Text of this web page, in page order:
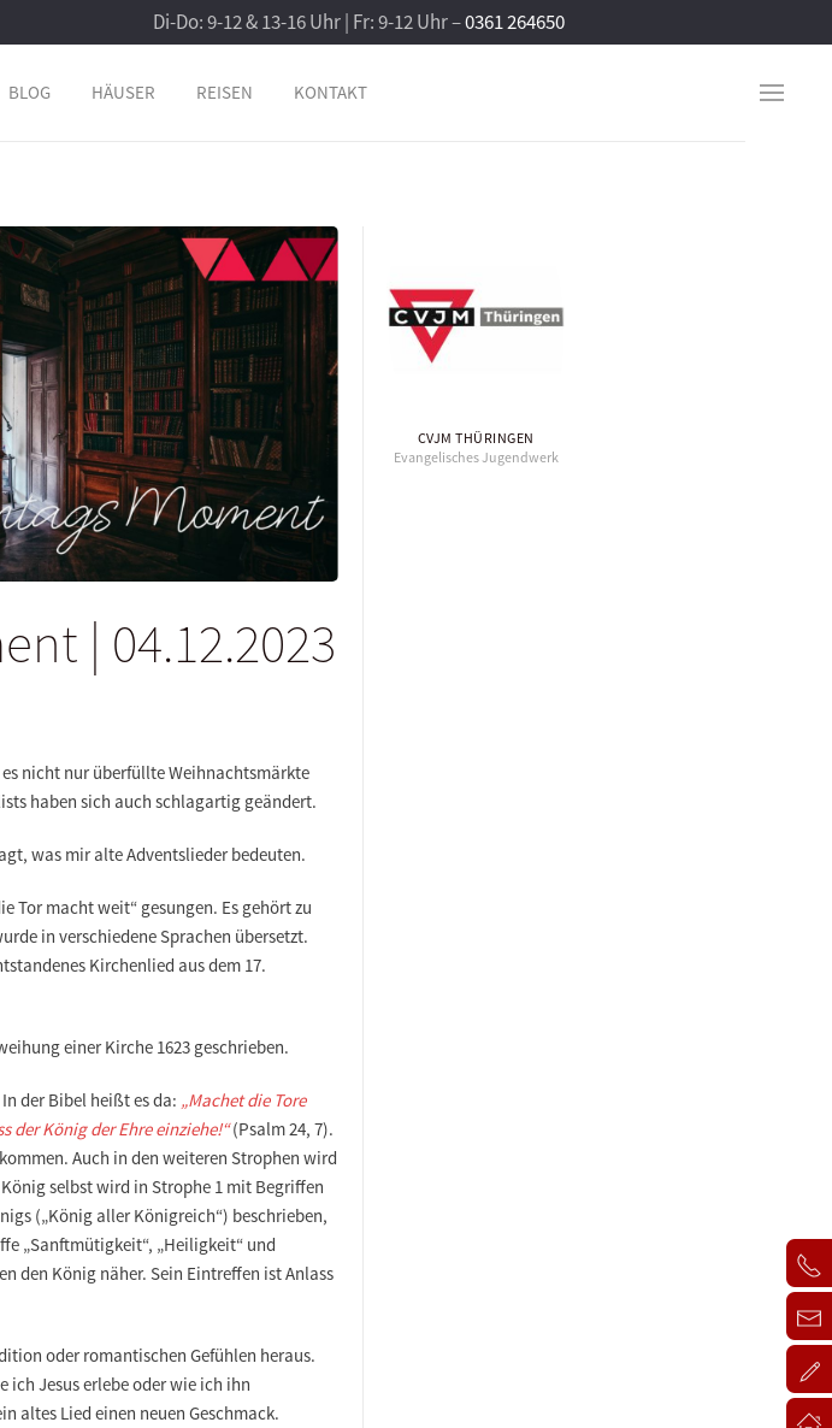
Di-Do: 9-12 & 13-16 Uhr | Fr: 9-12 Uhr –0361 264650
BLOG HÄUSER REISEN KONTAKT
| 04.12.2023
nicht nur überfüllte Weihnachtsmärkte
haben sich auch schlagartig geändert.
was miralte Adventsliederbedeuten.
Tor macht weit“ gesungen. Es gehört zu
in verschiedene Sprachen übersetzt.
Kirchenlied aus dem 17.
einer Kirche 1623 geschrieben.
In derBibel heißt es da: „Machet die Tore
der König der Ehre einziehe!“ (Psalm 24, 7).
Auch in den weiteren Strophen wird
König selbst wird in Strophe 1 mit Begriffen
(„König aller Königreich“) beschrieben,
„Sanftmütigkeit“, „Heiligkeit“ und
den König näher. Sein Eintreffen ist Anlass
oder romantischen Gefühlen heraus.
ich Jesus erlebe oder wie ich ihn
altes Lied einen neuen Geschmack.
CVJM THÜRINGEN
Evangelisches Jugendwerk